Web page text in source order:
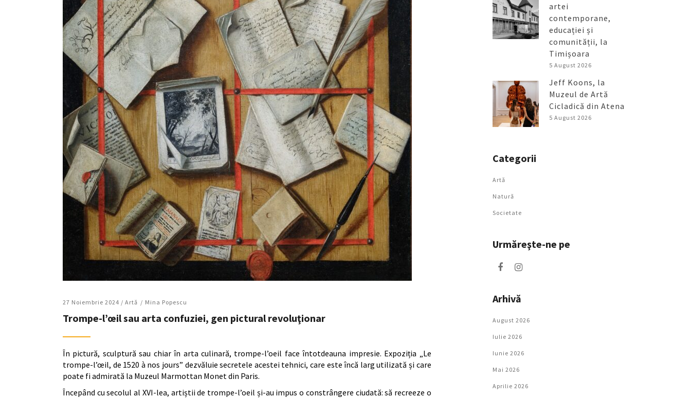
27 Noiembrie 2024 / Artǎ Mina Popescu
Trompe-l’œil sau arta confuziei, gen pictural revoluţionar
În pictură, sculptură sau chiar în arta culinară, trompe-l’oeil face întotdeauna impresie. Expoziția „Le
trompe-l’œil, de 1520 à nos jours” dezvăluie secretele acestei tehnici, care este încă larg utilizată și care
poate fi admirată la Muzeul Marmottan Monet din Paris.
Începând cu secolul al XVI-lea, artiștii de trompe-l’oeil și-au impus o constrângere ciudată: să recreeze o
artei
contemporane,
educației și
comunității, la
Timișoara
5 August 2026
Jeff Koons, la
Muzeul de Artă
Cicladică din Atena
5 August 2026
Categorii
Artǎ
Natură
Societate
Urmăreşte-ne pe
Arhivă
August 2026
Iulie 2026
Iunie 2026
Mai 2026
Aprilie 2026